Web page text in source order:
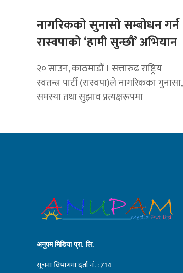
नागरिकको सुनासो सम्बोधन गर्न
रास्वपाको ‘हामी सुन्छौं’ अभियान
२० साउन, काठमाडौं । सत्तारुढ राष्ट्रिय
स्वतन्त्र पार्टी (रास्वपा)ले नागरिकका गुनासा,
समस्या तथा सुझाव प्रत्यक्षरूपमा
अनुपम मिडिया प्रा. लि.
सूचना विभागमा दर्ता नं. : 714